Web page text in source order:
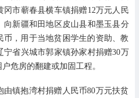
市蕲春县横车镇捐赠12万元人民
向新疆和田地区皮山县和墨玉县分
币，用于当地贫困学生的资助、教
省兴城市郭家镇孙家村捐赠30万
危房的翻建或加固工程。
镇抱湾村捐赠人民币80万元扶贫